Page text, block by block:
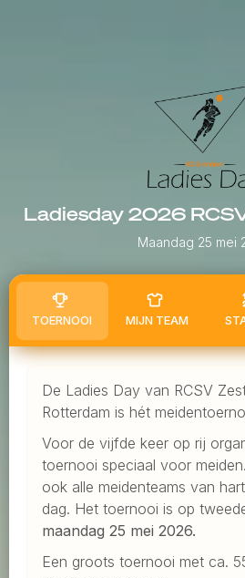
Ladiesday 2026
Maandag 25 mei
TOERNOOI MIJN TEAM
De Ladies Day van RCSV
Rotterdam is hét
Voor de vijfde keer op rij
toernooi speciaal voor
ook alle meidenteams van
dag. Het toernooi is op
maandag 25 mei 2026.
Een groots toernooi met ca.